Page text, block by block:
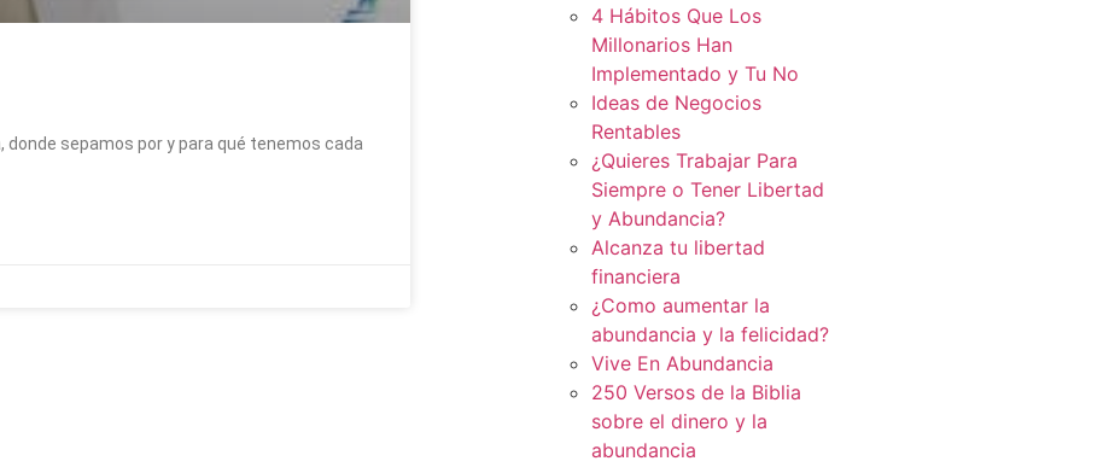
sepamos por y para qué tenemos cada
4 Hábitos Que Los
Millonarios Han
Implementado y Tu No
Ideas de Negocios
Rentables
¿Quieres Trabajar Para
Siempre o Tener Libertad
y Abundancia?
Alcanza tu libertad
financiera
¿Como aumentar la
abundancia y la felicidad?
Vive En Abundancia
250 Versos de la Biblia
sobre el dinero y la
abundancia